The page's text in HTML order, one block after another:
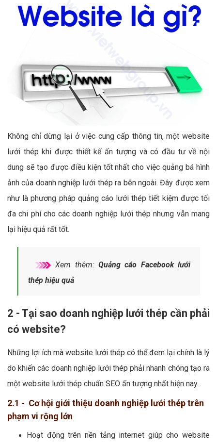
Không chỉ dừng lại ở việc cung cấp thông tin, một website
lưới thép khi được thiết kế ấn tượng và có đầu tư về nội
dung sẽ tạo được điều kiện tốt nhất cho việc quảng bá hình
ảnh của doanh nghiệp lưới thép ra bên ngoài. Đây được xem
như là phương pháp quảng cáo lưới thép tiết kiệm được tối
đa chi phí cho các doanh nghiệp lưới thép nhưng vẫn mang
lại hiệu quả rất tốt.
Xem thêm: Quảng cáo Facebook lưới
thép hiệu quả
2 - Tại sao doanh nghiệp lưới thép cần phải
có website?
Những lợi ích mà website lưới thép có thể đem lại chính là lý
do khiến các doanh nghiệp lưới thép phải nhanh chóng tạo ra
một website lưới thép chuẩn SEO ấn tượng nhất hiện nay.
2.1 - Cơ hội giới thiệu doanh nghiệp lưới thép trên
phạm vi rộng lớn
Hoạt động trên nền tảng internet giúp cho website